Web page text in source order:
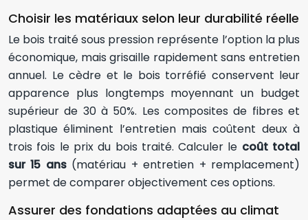
Choisir les matériaux selon leur durabilité réelle
Le bois traité sous pression représente l’option la plus
économique, mais grisaille rapidement sans entretien
annuel. Le cèdre et le bois torréfié conservent leur
apparence plus longtemps moyennant un budget
supérieur de 30 à 50%. Les composites de fibres et
plastique éliminent l’entretien mais coûtent deux à
trois fois le prix du bois traité. Calculer le coût total
sur 15 ans(matériau + entretien + remplacement)
permet de comparer objectivement ces options.
Assurer des fondations adaptées au climat